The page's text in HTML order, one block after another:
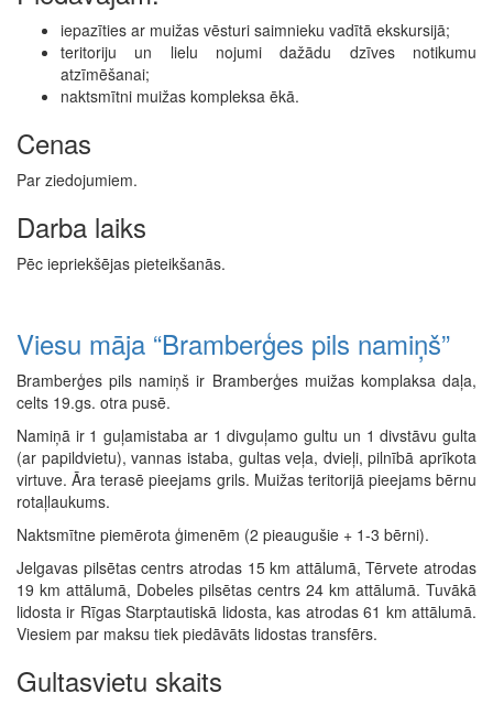
iepazīties ar muižas vēsturi saimnieku vadītā ekskursijā;
teritoriju un lielu nojumi dažādu dzīves notikumu
atzīmēšanai;
naktsmītni muižas kompleksa ēkā.
Cenas
Par ziedojumiem.
Darba laiks
Pēc iepriekšējas pieteikšanās.
Viesu māja “Bramberģes pils namiņš”
Bramberģes pils namiņš ir Bramberģes muižas komplaksa daļa,
celts 19.gs. otra pusē.
Namiņā ir 1 guļamistaba ar 1 divguļamo gultu un 1 divstāvu gulta
(ar papildvietu), vannas istaba, gultas veļa, dvieļi, pilnībā aprīkota
virtuve. Āra terasē pieejams grils. Muižas teritorijā pieejams bērnu
rotaļlaukums.
Naktsmītne piemērota ģimenēm (2 pieaugušie + 1-3 bērni).
Jelgavas pilsētas centrs atrodas 15 km attālumā, Tērvete atrodas
19 km attālumā, Dobeles pilsētas centrs 24 km attālumā. Tuvākā
lidosta ir Rīgas Starptautiskā lidosta, kas atrodas 61 km attālumā.
Viesiem par maksu tiek piedāvāts lidostas transfērs.
Gultasvietu skaits